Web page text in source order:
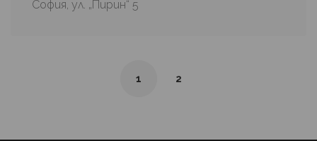
София, ул. „Пирин“ 5
1 2